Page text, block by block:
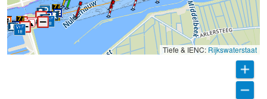
Tiefe & IENC: Rijkswaterstaat